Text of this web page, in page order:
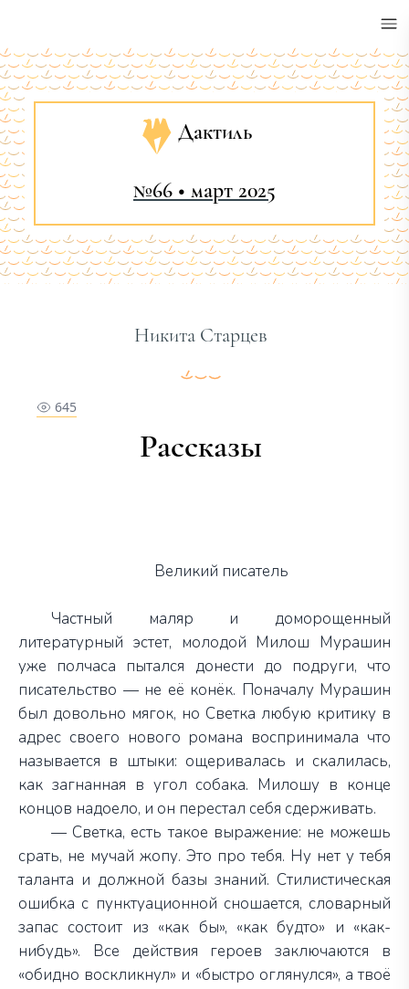
Дактиль
№66 • март 2025
Никита Старцев
645
Рассказы
Великий писатель
Частный маляр и доморощенный
литературный эстет, молодой Милош Мурашин
уже полчаса пытался донести до подруги, что
писательство — не её конёк. Поначалу Мурашин
был довольно мягок, но Светка любую критику в
адрес своего нового романа воспринимала что
называется в штыки: ощеривалась и скалилась,
как загнанная в угол собака. Милошу в конце
концов надоело, и он перестал себя сдерживать.
— Светка, есть такое выражение: не можешь
срать, не мучай жопу. Это про тебя. Ну нет у тебя
таланта и должной базы знаний. Стилистическая
ошибка с пунктуационной сношается, словарный
запас состоит из «как бы», «как будто» и «как-
нибудь». Все действия героев заключаются в
«обидно воскликнул» и «быстро оглянулся», а твоё